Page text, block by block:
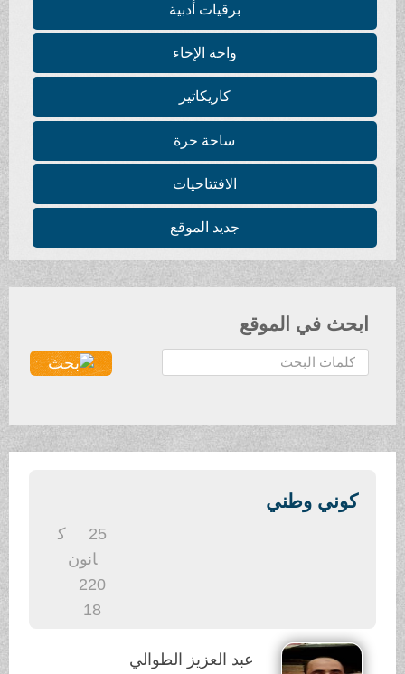
برقيات أدبية
واحة الإخاء
كاريكاتير
ساحة حرة
الافتتاحيات
جديد الموقع
ابحث في الموقع
ح
ث
كوني وطني
انون
220
عبد العزيز الطوالي